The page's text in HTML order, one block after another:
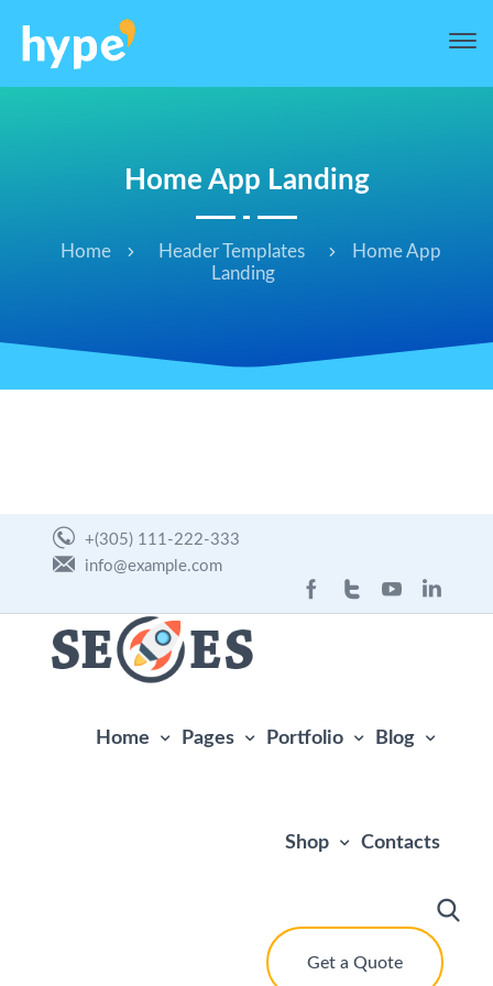
Home App Landing
Home Header Templates
Home App
Landing
+(305) 111-222-333
info@example.com
Home Pages Portfolio Blog
Shop Contacts
Get a Quote